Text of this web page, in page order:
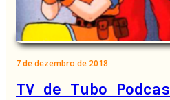
7 de dezembro de 2018
TV de Tubo